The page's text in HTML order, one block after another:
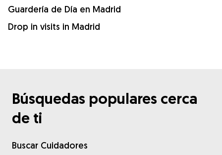
Guardería de Día en Madrid
Drop in visits in Madrid
Búsquedas populares cerca
de ti
Buscar Cuidadores